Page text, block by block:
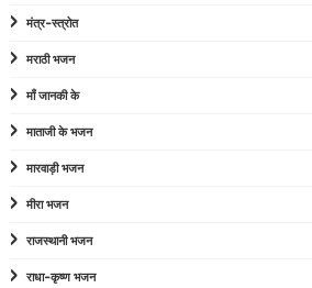
मंत्र-स्त्रोत
मराठी भजन
माँ जानकी के
माताजी के भजन
मारवाड़ी भजन
मीरा भजन
राजस्थानी भजन
राधा-कृष्ण भजन